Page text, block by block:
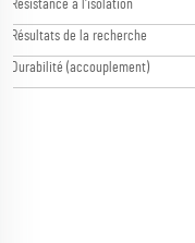
Résistance à l'isolation
Résultats de la recherche
Durabilité (accouplement)